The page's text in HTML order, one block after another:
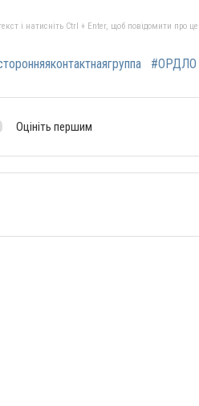
і натисніть Ctrl + Enter, щоб повідомити про
#ОРДЛО
Оцініть першим